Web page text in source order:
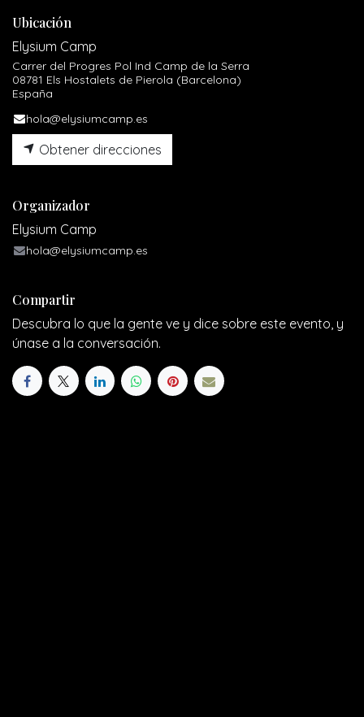
Ubicación
Elysium Camp
Carrer del Progres Pol Ind Camp de la Serra
08781 Els Hostalets de Pierola (Barcelona)
España
hola@elysiumcamp.es
Obtener direcciones
Organizador
Elysium Camp
hola@elysiumcamp.es
Compartir
Descubra lo que la gente ve y dice sobre este evento, y
únase a la conversación.